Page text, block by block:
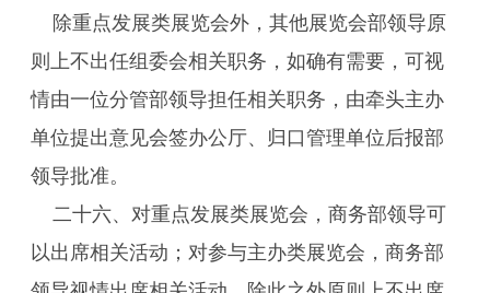
除重点发展类展览会外，其他展览会部领导原
则上不出任组委会相关职务，如确有需要，可视
情由一位分管部领导担任相关职务，由牵头主办
单位提出意见会签办公厅、归口管理单位后报部
领导批准。
二十六、对重点发展类展览会，商务部领导可
以出席相关活动；对参与主办类展览会，商务部